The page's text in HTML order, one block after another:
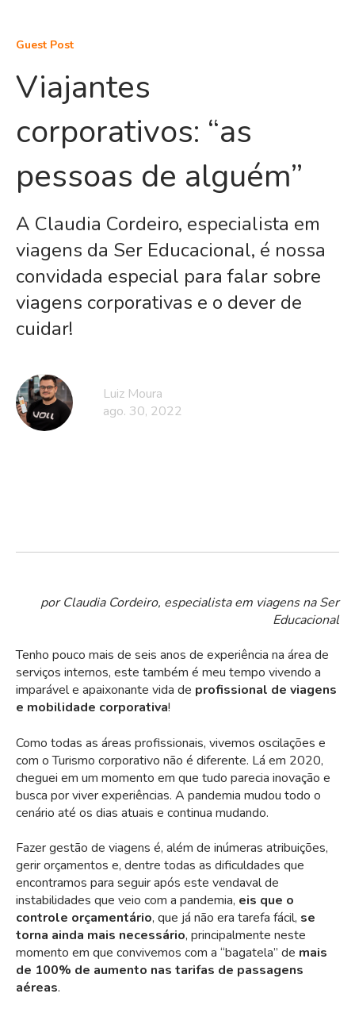
Guest Post
Viajantes
corporativos: “as
pessoas de alguém”
A Claudia Cordeiro, especialista em
viagens da Ser Educacional, é nossa
convidada especial para falar sobre
viagens corporativas e o dever de
cuidar!
Luiz Moura
ago. 30, 2022
por Claudia Cordeiro, especialista em viagens na Ser
Educacional
Tenho pouco mais de seis anos de experiência na área de
serviços internos, este também é meu tempo vivendo a
imparável e apaixonante vida de profissional de viagens
e mobilidade corporativa!
Como todas as áreas profissionais, vivemos oscilações e
com o Turismo corporativo não é diferente. Lá em 2020,
cheguei em um momento em que tudo parecia inovação e
busca por viver experiências. A pandemia mudou todo o
cenário até os dias atuais e continua mudando.
Fazer gestão de viagens é, além de inúmeras atribuições,
gerir orçamentos e, dentre todas as dificuldades que
encontramos para seguir após este vendaval de
instabilidades que veio com a pandemia, eis que o
controle orçamentário, que já não era tarefa fácil, se
torna ainda mais necessário, principalmente neste
momento em que convivemos com a “bagatela” de mais
de 100% de aumento nas tarifas de passagens
aéreas.